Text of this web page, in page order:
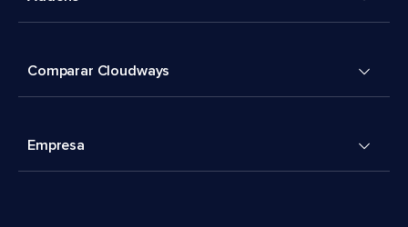
Comparar Cloudways
Empresa